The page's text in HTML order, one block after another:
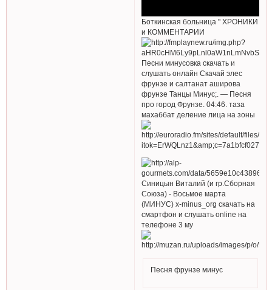
Боткинская больница " ХРОНИКИ
и КОММЕНТАРИИ
Песни минусовка скачать и
слушать онлайн Скачай элес
фрунзе и салтанат аширова
фрунзе Танцы Минус;. — Песня
про город Фрунзе. 04:46. таза
махаббат деление лица на зоны
Синицын Виталий (и гр.Сборная
Союза) - Восьмое марта
(МИНУС) x-minus_org скачать на
смартфон и слушать online на
телефоне 3 му
Песня фрунзе минус